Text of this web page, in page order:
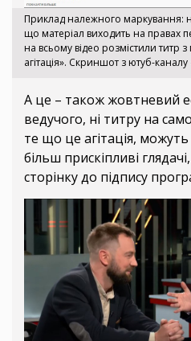
Приклад належного маркування:
що матеріал виходить на правах
на всьому відео розмістили титр
агітація». Скриншот з ютуб-каналу
А це – також жовтневий
ведучого, ні титру на
те що це агітація,
більш прискіпливі
сторінку до підпису